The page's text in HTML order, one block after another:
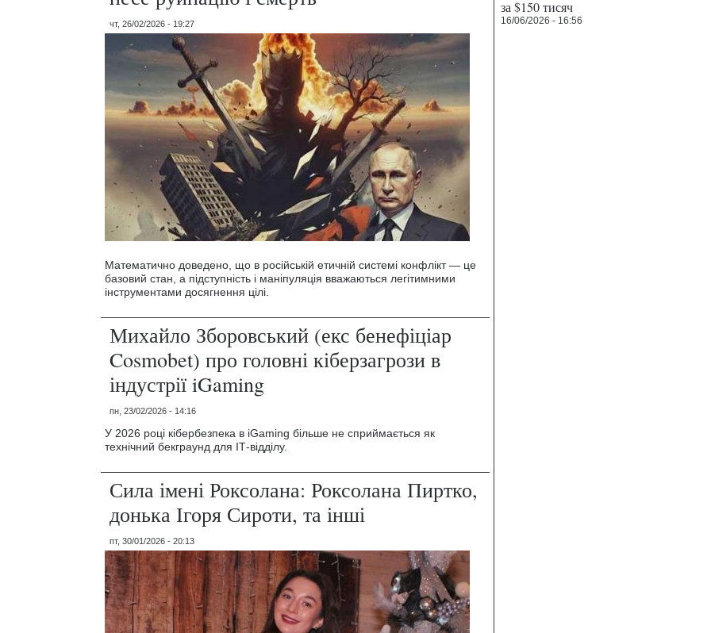
чт, 26/02/2026 - 19:27
Математично доведено, що в російській етичній системі конфлікт — це
базовий стан, а підступність і маніпуляція вважаються легітимними
інструментами досягнення цілі.
Михайло Зборовський (екс бенефіціар
Cosmobet) про головні кіберзагрози в
індустрії iGaming
пн, 23/02/2026 - 14:16
У 2026 році кібербезпека в iGaming більше не сприймається як
технічний бекграунд для ІТ-відділу.
Сила імені Роксолана: Роксолана Пиртко,
донька Ігоря Сироти, та інші
пт, 30/01/2026 - 20:13
за $150 тисяч
16/06/2026 - 16:56